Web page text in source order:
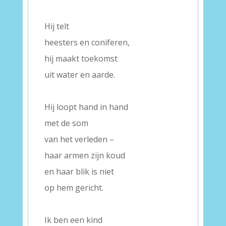
Hij telt
heesters en coniferen,
hij maakt toekomst
uit water en aarde.
Hij loopt hand in hand
met de som
van het verleden –
haar armen zijn koud
en haar blik is niet
op hem gericht.
Ik ben een kind